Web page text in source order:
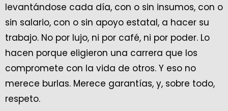
levantándose cada día, con o sin insumos, con o
sin salario, con o sin apoyo estatal, a hacer su
trabajo. No por lujo, ni por café, ni por poder. Lo
hacen porque eligieron una carrera que los
compromete con la vida de otros. Y eso no
merece burlas. Merece garantías, y, sobre todo,
respeto.